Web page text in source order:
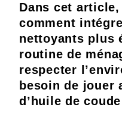
Dans cet
comment
nettoyants plus
routine de
respecter
besoin de jouer
d’huile de